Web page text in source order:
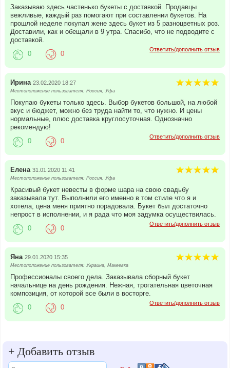
Заказываю здесь частенько букеты с доставкой. Продавцы
вежливые, каждый раз помогают при составлении букетов. На
прошлой неделе покупал жене здесь букет из 5 разноцветных роз.
Доставили, как и обещали в 9 утра. Спасибо, что не подводите с
доставкой.
Ответить/дополнить отзыв
0 0
Ирина 23.02.2020 18:27
Местоположение пользователя: Россия, Уфа
Покупаю букеты только здесь. Выбор букетов большой, на любой
вкус и бюджет, можно без труда найти то, что нужно. И цены
нормальные, плюс доставка круглосуточная. Однозначно
рекомендую!
Ответить/дополнить отзыв
0 0
Елена 31.01.2020 11:41
Местоположение пользователя: Россия, Уфа
Красивый букет невесты в форме шара на свою свадьбу
заказывала тут. Выполнили его именно в том стиле что я и
хотела, цена меня приятно порадовала. Букет был достаточно
непрост в исполнении, и я рада что моя задумка осуществилась.
Ответить/дополнить отзыв
0 0
Яна 29.01.2020 15:35
Местоположение пользователя: Украина, Макеевка
Профессионалы своего дела. Заказывала сборный букет
начальнице на день рождения. Нежная, трогательная цветочная
композиция, от которой все были в восторге.
Ответить/дополнить отзыв
0 0
+ Добавить отзыв